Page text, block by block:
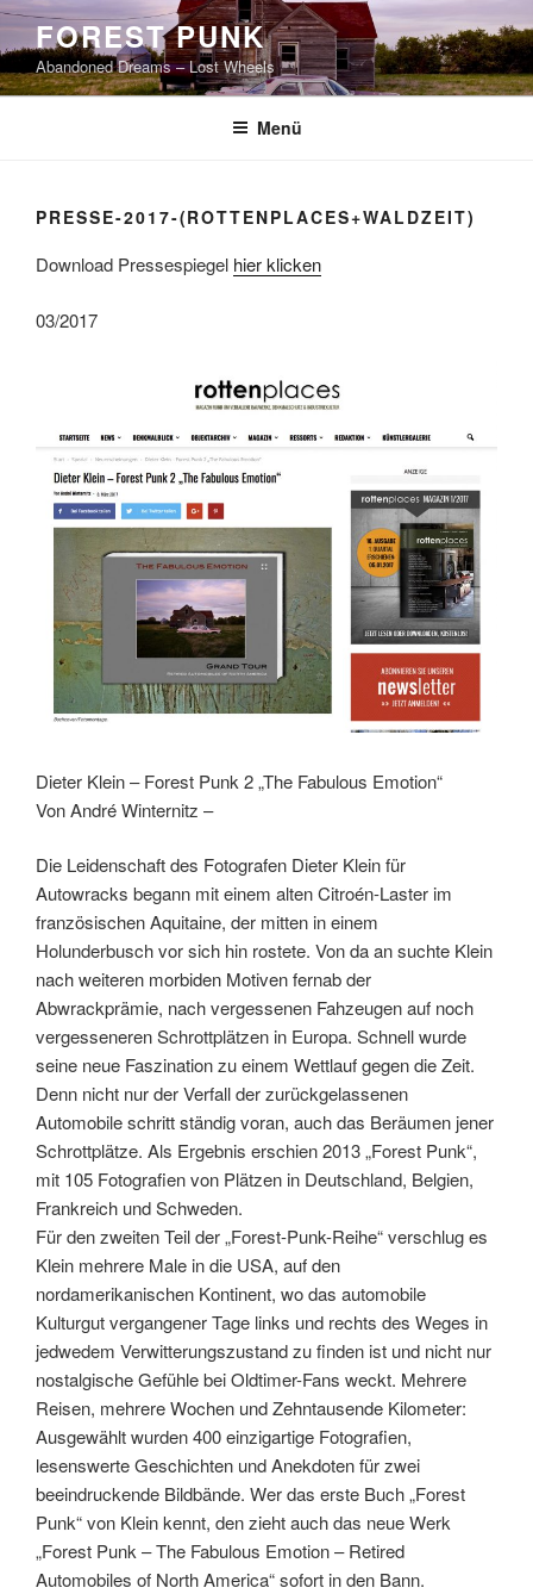
Zum
Inhalt
springen
FOREST PUNK
Abandoned Dreams – Lost Wheels
Menü
PRESSE-2017-(ROTTENPLACES+WALDZEIT)
Download Pressespiegel hier klicken
03/2017
Dieter Klein – Forest Punk 2 „The Fabulous Emotion“
Von André Winternitz –
Die Leidenschaft des Fotografen Dieter Klein für
Autowracks begann mit einem alten Citroén-Laster im
französischen Aquitaine, der mitten in einem
Holunderbusch vor sich hin rostete. Von da an suchte Klein
nach weiteren morbiden Motiven fernab der
Abwrackprämie, nach vergessenen Fahzeugen auf noch
vergesseneren Schrottplätzen in Europa. Schnell wurde
seine neue Faszination zu einem Wettlauf gegen die Zeit.
Denn nicht nur der Verfall der zurückgelassenen
Automobile schritt ständig voran, auch das Beräumen jener
Schrottplätze. Als Ergebnis erschien 2013 „Forest Punk“,
mit 105 Fotografien von Plätzen in Deutschland, Belgien,
Frankreich und Schweden.
Für den zweiten Teil der „Forest-Punk-Reihe“ verschlug es
Klein mehrere Male in die USA, auf den
nordamerikanischen Kontinent, wo das automobile
Kulturgut vergangener Tage links und rechts des Weges in
jedwedem Verwitterungszustand zu finden ist und nicht nur
nostalgische Gefühle bei Oldtimer-Fans weckt. Mehrere
Reisen, mehrere Wochen und Zehntausende Kilometer:
Ausgewählt wurden 400 einzigartige Fotografien,
lesenswerte Geschichten und Anekdoten für zwei
beeindruckende Bildbände. Wer das erste Buch „Forest
Punk“ von Klein kennt, den zieht auch das neue Werk
„Forest Punk – The Fabulous Emotion – Retired
Automobiles of North America“ sofort in den Bann.